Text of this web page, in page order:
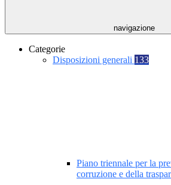
navigazione
Categorie
Disposizioni generali 133
Piano triennale per la
corruzione e della